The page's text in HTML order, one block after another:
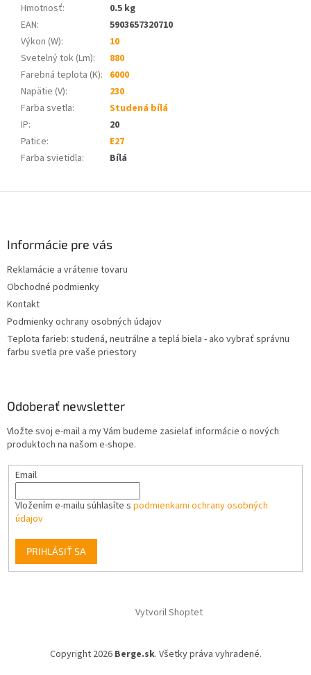
Hmotnosť:
0.5 kg
EAN:
5903657320710
Výkon (W):
10
Svetelný tok (Lm):
880
Farebná teplota (K): 6000
Napätie (V):
230
Farba svetla:
Studená bílá
IP:
20
Patice:
E27
Farba svietidla: Bílá
Informácie pre vás
Reklamácie a vrátenie tovaru
Obchodné podmienky
Kontakt
Podmienky ochrany osobných údajov
Teplota farieb: studená, neutrálne a teplá biela - ako vybrať správnu
farbu svetla pre vaše priestory
Odoberať newsletter
Vložte svoj e-mail a my Vám budeme zasielať informácie o nových
produktoch na našom e-shope.
Email
Vložením e-mailu súhlasíte s podmienkami ochrany osobných
údajov
PRIHLÁSIŤ SA
Vytvoril Shoptet
Copyright 2026 Berge.sk. Všetky práva vyhradené.